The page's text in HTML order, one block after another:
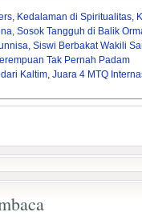
Kedalaman di Spiritualitas,
Sosok Tangguh di Balik
Siswi Berbakat Wakili
Tak Pernah Padam
Kaltim, Juara 4 MTQ